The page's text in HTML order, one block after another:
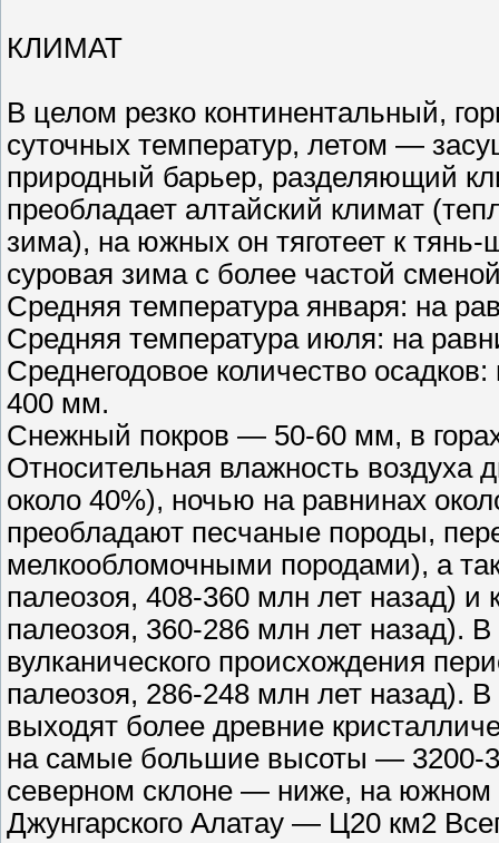
КЛИМАТ
В целом резко континентальный,
суточных температур, летом —
природный барьер, разделяющий
преобладает алтайский климат
зима), на южных он тяготеет к
суровая зима с более частой
Средняя температура января: на
Средняя температура июля: на
Среднегодовое количество
400 мм.
Снежный покров — 50-60 мм, в
Относительная влажность воздуха
около 40%), ночью на равнинах
преобладают песчаные породы,
мелкообломочными породами), а
палеозоя, 408-360 млн лет назад)
палеозоя, 360-286 млн лет назад).
вулканического происхождения
палеозоя, 286-248 млн лет назад).
выходят более древние
на самые большие высоты — 3200-
северном склоне — ниже, на
Джунгарского Алатау — Ц20 км2